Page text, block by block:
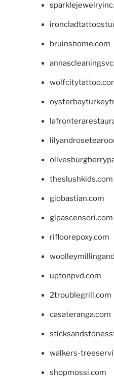
bruinshome.com
theslushkids.com
giobastian.com
glpascensori.com
rifloorepoxy.com
uptonpvd.com
2troublegrill.com
casateranga.com
walkers-
shopmossi.com